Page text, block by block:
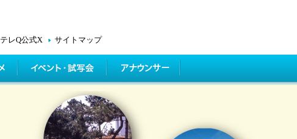
テレQ公式X サイトマップ